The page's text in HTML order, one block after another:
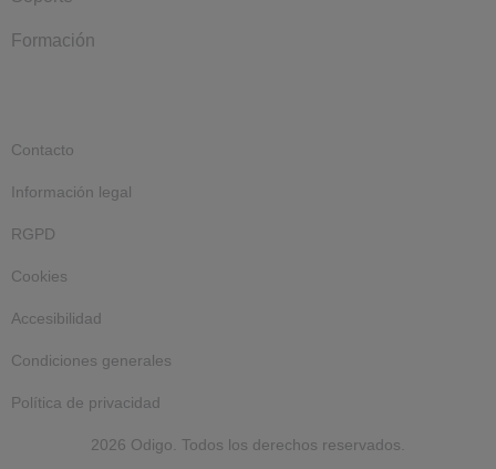
Formación
2026 Odigo. Todos los derechos reservados.
Contacto
Información legal
RGPD
Cookies
Accesibilidad
Condiciones generales
Política de privacidad